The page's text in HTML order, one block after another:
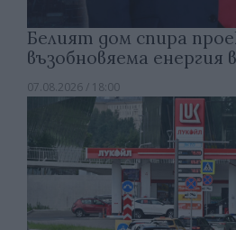
Белият дом спира
възобновяема енергия
07.08.2026 / 18:00